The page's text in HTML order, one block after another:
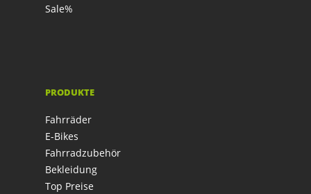
Sale%
PRODUKTE
Fahrräder
E-Bikes
Fahrradzubehör
Bekleidung
Top Preise